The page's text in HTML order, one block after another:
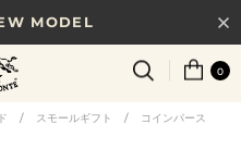
MODEL
円以上で送料無料
、新しいギフトガイド
0
/ スモールギフト / コインパース